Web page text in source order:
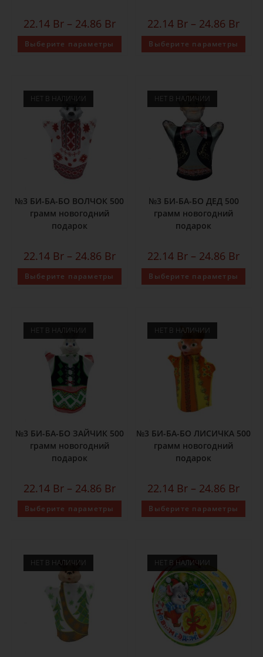
22.14 Br– 24.86 Br
Выберите параметры
22.14 Br – 24.86 Br
Выберите параметры
НЕТ В НАЛИЧИИ
№3 БИ-БА-БО ВОЛЧОК 500
грамм новогодний
подарок
22.14 Br– 24.86 Br
Выберите параметры
НЕТ В НАЛИЧИИ
№3 БИ-БА-БО ДЕД 500
грамм новогодний
подарок
22.14 Br – 24.86 Br
Выберите параметры
НЕТ В НАЛИЧИИ
№3 БИ-БА-БО ЗАЙЧИК 500
грамм новогодний
подарок
22.14 Br– 24.86 Br
Выберите параметры
НЕТ В НАЛИЧИИ
№3 БИ-БА-БО ЛИСИЧКА 500
грамм новогодний
подарок
22.14 Br – 24.86 Br
Выберите параметры
НЕТ В НАЛИЧИИ НЕТ В НАЛИЧИИ